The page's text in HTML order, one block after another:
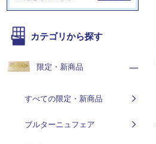
カテゴリから探す
限定・新商品
すべての限定・新商品
ブルターニュフェア